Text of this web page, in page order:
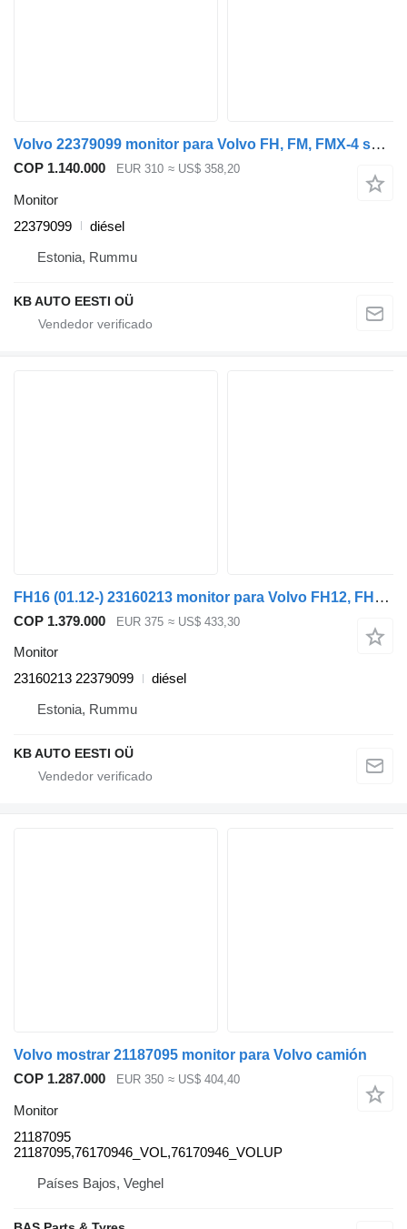
Volvo 22379099 monitor para Volvo FH, FM, FMX-4 series (2013-) camión
COP 1.140.000 EUR 310 ≈ US$ 358,20
Monitor
22379099
diésel
Estonia, Rummu
KB AUTO EESTI OÜ
FH16 (01.12-) 23160213 monitor para Volvo FH12, FH16, NH12, FH, VNL780 (1993-2014) camión
COP 1.379.000 EUR 375 ≈ US$ 433,30
Monitor
23160213 22379099
diésel
Estonia, Rummu
KB AUTO EESTI OÜ
Volvo mostrar 21187095 monitor para Volvo camión
COP 1.287.000
EUR 350 ≈ US$ 404,40
Monitor
21187095
21187095,76170946_VOL,76170946_VOLUP
Países Bajos, Veghel